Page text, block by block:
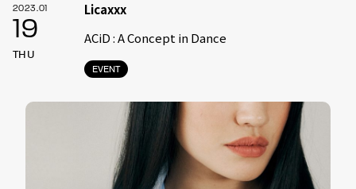
2023.01
19
THU
EVENT
Licaxxx
ACiD : A Concept in Dance